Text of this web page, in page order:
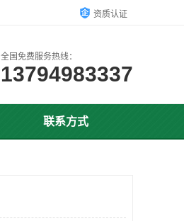
资质认证
全国免费服务热线：
13794983337
联系方式